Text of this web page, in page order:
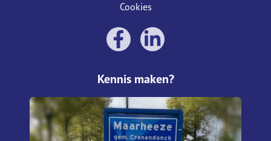
Cookies
Kennis maken?